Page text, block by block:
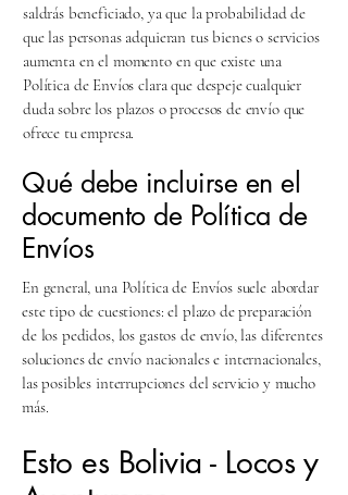
saldrás beneficiado, ya que la probabilidad de
que las personas adquieran tus bienes o servicios
aumenta en el momento en que existe una
Política de Envíos clara que despeje cualquier
duda sobre los plazos o procesos de envío que
ofrece tu empresa.
Qué debe incluirse en el
documento de Política de
Envíos
En general, una Política de Envíos suele abordar
este tipo de cuestiones: el plazo de preparación
de los pedidos, los gastos de envío, las diferentes
soluciones de envío nacionales e internacionales,
las posibles interrupciones del servicio y mucho
más.
Esto es Bolivia - Locos y